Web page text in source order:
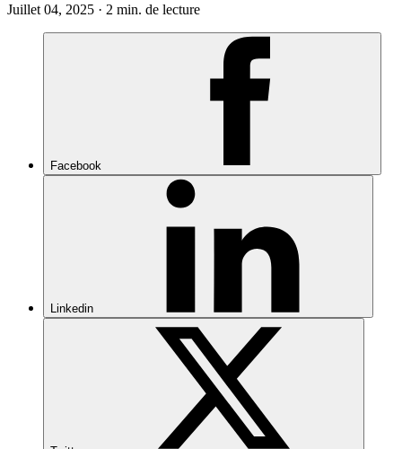
Juillet 04, 2025 · 2 min. de lecture
Facebook
Linkedin